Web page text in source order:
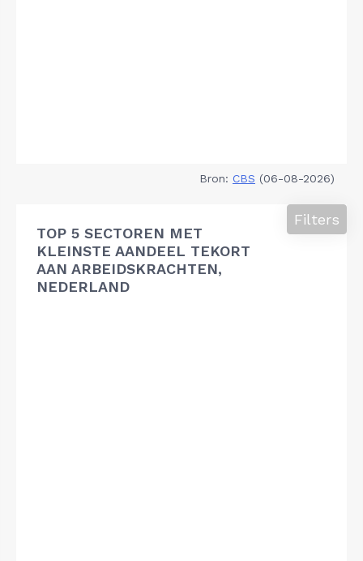
Bron: CBS (06-08-2026)
TOP 5 SECTOREN MET
KLEINSTE AANDEEL TEKORT
AAN ARBEIDSKRACHTEN,
NEDERLAND
Filters